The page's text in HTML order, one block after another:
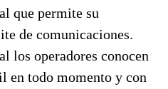
que permite su
de comunicaciones.
los operadores conocen
en todo momento y con